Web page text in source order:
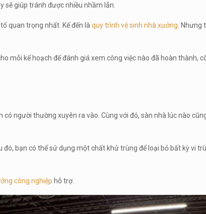
sẽ giúp tránh được nhiều nhầm lẫn.
quan trọng nhất. Kế đến làquy trình vệ sinh nhà xưởng .
mỗi kế hoạch để đánh giá xem công việc nào đã hoàn thành,
người thường xuyên ra vào. Cùng với đó, sàn nhà lúc nào
bạn có thể sử dụng một chất khử trùng để loại bỏ bất kỳ vi
công nghiệp hỗ trợ.